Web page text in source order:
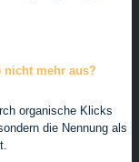
nicht mehr aus?
organische Klicks
die Nennung als